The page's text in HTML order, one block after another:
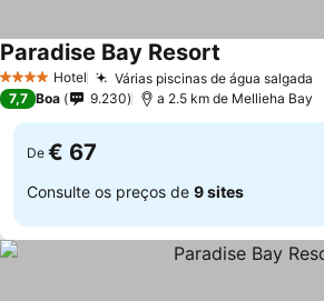
4 EstrelasHotel Várias piscinas de água salgada
Paradise Bay Resort
7,7 Boa 9.230 a 2.5 km de Mellieha Bay
De € 67
Consulte os preços de 9 sites